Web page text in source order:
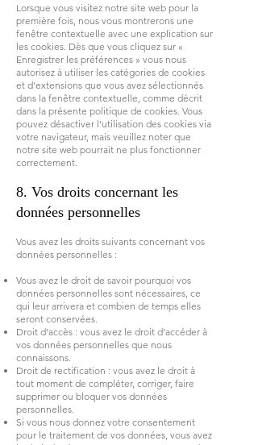
Lorsque vous visitez notre site web pour la
première fois, nous vous montrerons une
fenêtre contextuelle avec une explication sur
les cookies. Dès que vous cliquez sur «
Enregistrer les préférences » vous nous
autorisez à utiliser les catégories de cookies
et d’extensions que vous avez sélectionnés
dans la fenêtre contextuelle, comme décrit
dans la présente politique de cookies. Vous
pouvez désactiver l’utilisation des cookies via
votre navigateur, mais veuillez noter que
notre site web pourrait ne plus fonctionner
correctement.
8. Vos droits concernant les
données personnelles
Vous avez les droits suivants concernant vos
données personnelles :
Vous avez le droit de savoir pourquoi vos
données personnelles sont nécessaires, ce
qui leur arrivera et combien de temps elles
seront conservées.
Droit d’accès : vous avez le droit d’accéder à
vos données personnelles que nous
connaissons.
Droit de rectification : vous avez le droit à
tout moment de compléter, corriger, faire
supprimer ou bloquer vos données
personnelles.
Si vous nous donnez votre consentement
pour le traitement de vos données, vous avez